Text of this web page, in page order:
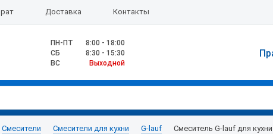
Доставка Контакты
ПН-ПТ
8:00 - 18:00
CБ
8:30 - 15:30
ВС
Выходной
Смесители Смесители для кухни G-lauf Смеситель G-lauf для